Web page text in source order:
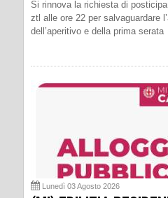
Si rinnova la richiesta di
ztl alle ore 22 per salvaguardare
dell’aperitivo e della prima serata
Lunedì 03 Agosto 2026